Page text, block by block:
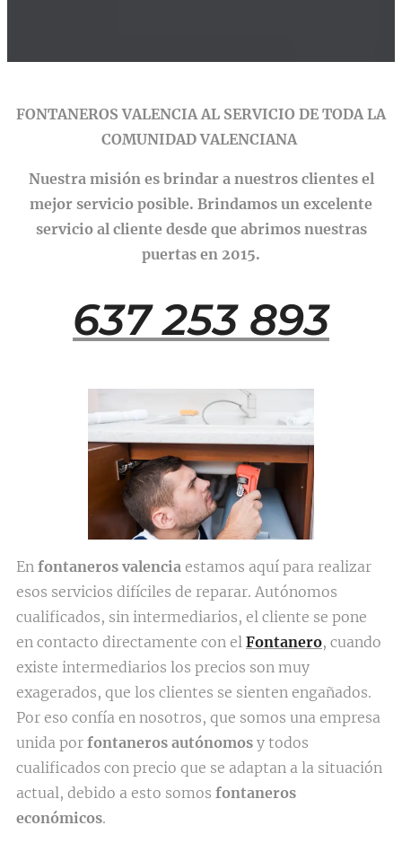
FONTANEROS VALENCIA AL SERVICIO DE TODA LA
COMUNIDAD VALENCIANA
Nuestra misión es brindar a nuestros clientes el
mejor servicio posible. Brindamos un excelente
servicio al cliente desde que abrimos nuestras
puertas en 2015.
637 253 893
En fontaneros valencia estamos aquí para realizar
esos servicios difíciles de reparar. Autónomos
cualificados, sin intermediarios, el cliente se pone
en contacto directamente con el Fontanero, cuando
existe intermediarios los precios son muy
exagerados, que los clientes se sienten engañados.
Por eso confía en nosotros, que somos una empresa
unida por fontaneros autónomos y todos
cualificados con precio que se adaptan a la situación
actual, debido a esto somos fontaneros
económicos.